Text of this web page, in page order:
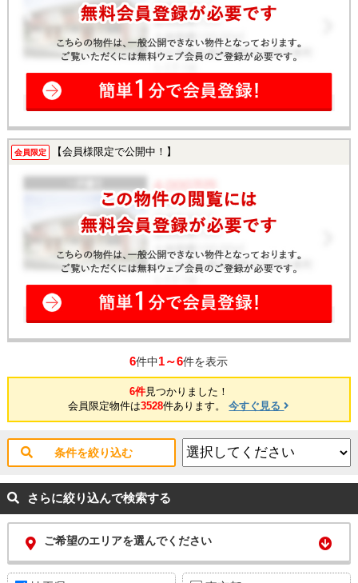
会員限定 【会員様限定で公開中！】
6件中1～6件を表示
6件見つかりました！
会員限定物件は3528件あります。今すぐ見る
条件を絞り込む
さらに絞り込んで検索する
ご希望のエリアを選んでください